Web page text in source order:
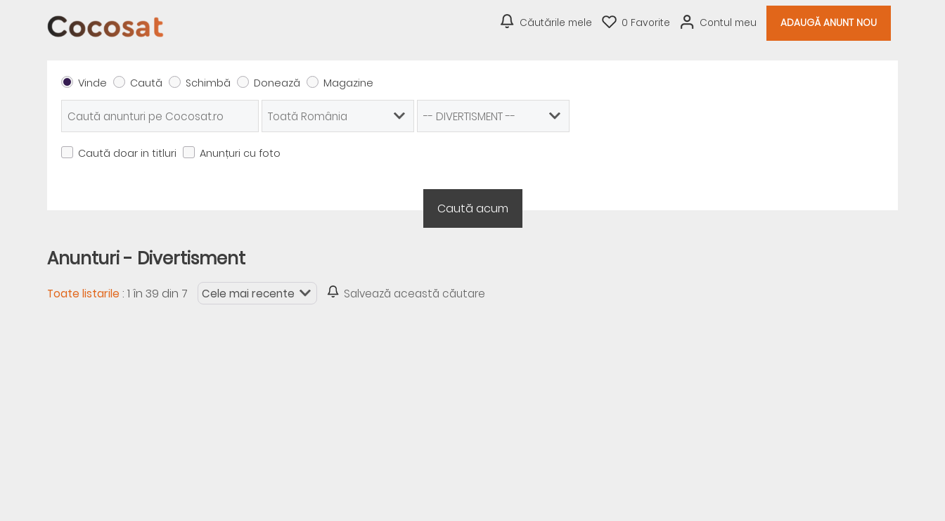
Căutările mele 0 Favorite Contul meu ADAUGĂ ANUNT NOU
Vinde Caută Schimbă Donează Magazine
Caută doar in titluri Anunțuri cu foto
Anunturi - Divertisment
Toate listarile :1 în 39 din 7 Salvează această căutare